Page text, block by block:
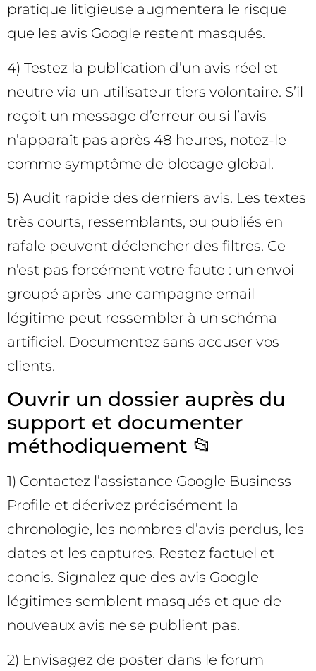
pratique litigieuse augmentera le risque
que les avis Google restent masqués.
4) Testez la publication d’un avis réel et
neutre via un utilisateur tiers volontaire. S’il
reçoit un message d’erreur ou si l’avis
n’apparaît pas après 48 heures, notez-le
comme symptôme de blocage global.
5) Audit rapide des derniers avis. Les textes
très courts, ressemblants, ou publiés en
rafale peuvent déclencher des filtres. Ce
n’est pas forcément votre faute : un envoi
groupé après une campagne email
légitime peut ressembler à un schéma
artificiel. Documentez sans accuser vos
clients.
Ouvrir un dossier auprès du
support et documenter
méthodiquement 📂
1) Contactez l’assistance Google Business
Profile et décrivez précisément la
chronologie, les nombres d’avis perdus, les
dates et les captures. Restez factuel et
concis. Signalez que des avis Google
légitimes semblent masqués et que de
nouveaux avis ne se publient pas.
2) Envisagez de poster dans le forum